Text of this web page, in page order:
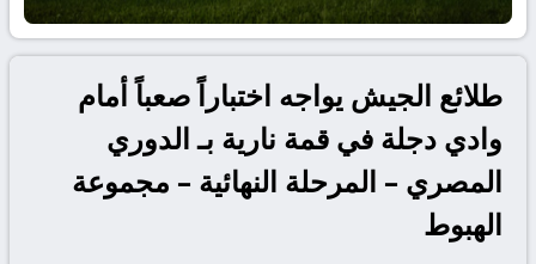
طلائع الجيش يواجه اختباراً صعباً أمام
وادي دجلة في قمة نارية بـ الدوري
المصري – المرحلة النهائية – مجموعة
الهبوط